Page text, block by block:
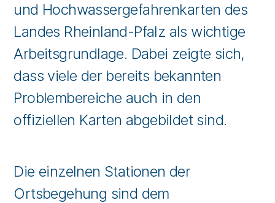
und Hochwassergefahrenkarten des
Landes Rheinland-Pfalz als wichtige
Arbeitsgrundlage. Dabei zeigte sich,
dass viele der bereits bekannten
Problembereiche auch in den
offiziellen Karten abgebildet sind.
Die einzelnen Stationen der
Ortsbegehung sind dem